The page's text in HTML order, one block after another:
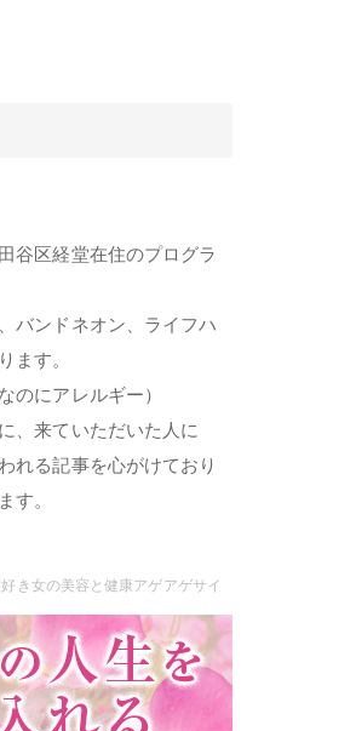
谷区経堂在住のプログラ
バンドネオン、ライフハ
ます。
のにアレルギー）
、来ていただいた人に
れる記事を心がけており
す。
き女の美容と健康アゲアゲサイ